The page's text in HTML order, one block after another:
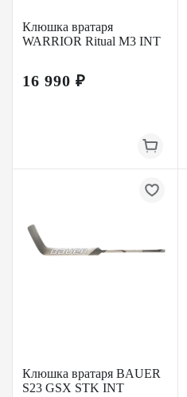
Клюшка вратаря
WARRIOR Ritual M3 INT
16 990 ₽
Клюшка вратаря BAUER
S23 GSX STK INT